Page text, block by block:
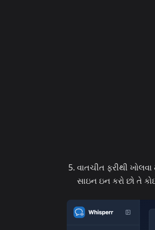
વાતચીત ફરીથી
સાઇન ઇન કરો છો તે